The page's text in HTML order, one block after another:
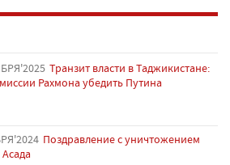
Транзит власти в Таджикистане:
Рахмона убедить Путина
Поздравление с уничтожением